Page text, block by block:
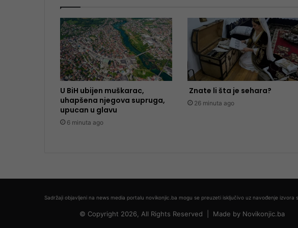
U BiH ubijen muškarac,
uhapšena njegova supruga,
upucan u glavu
6 minuta ago
Znate li šta je sehara?
26 minuta ago
Sadržaji objavljeni na news media portalu novikonjic.ba mogu se preuzeti isključivo uz navođenje izvora
© Copyright 2026, All Rights Reserved | Made by Novikonjic.ba